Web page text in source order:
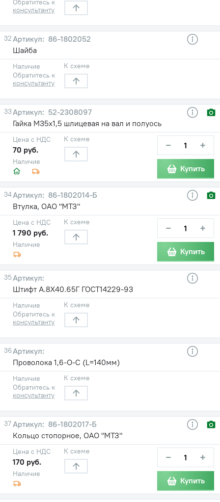
Обратитесь к
консультанту
32
86-1802052
Шайба
Наличие
Обратитесь к
консультанту
К схеме
33
52-2308097
Гайка М35х1,5 шлицевая на вал и полуось
Наличие
Цена с НДС
70 руб.
К схеме − +
Купить
34
86-1802014-Б
Втулка, ОАО "МТЗ"
Наличие
Цена с НДС
1 790 руб.
К схеме − +
Купить
35
Штифт А.8Х40.65Г ГОСТ14229-93
Наличие
Обратитесь к
консультанту
К схеме
36
Проволока 1,6-О-С (L=140мм)
Наличие
Обратитесь к
консультанту
К схеме
37
86-1802017-Б
Кольцо стопорное, ОАО "МТЗ"
Наличие
Цена с НДС
170 руб.
К схеме − +
Купить